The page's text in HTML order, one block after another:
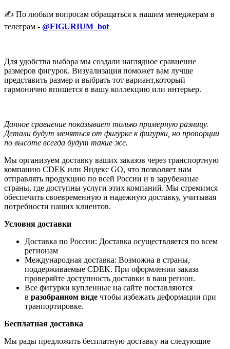
✍️ По любым вопросам обращаться к нашим менеджерам в
телеграм - @FIGURIUM_bot
Для удобства выбора мы создали наглядное сравнение
размеров фигурок. Визуализация поможет вам лучше
представить размер и выбрать тот вариант,который
гармонично впишется в вашу коллекцию или интерьер.
Данное сравнение показывает только примерную разницу.
Детали будут меняться от фигурке к фигурки, но пропорции
по высоте всегда будут такие же.
Мы организуем доставку ваших заказов через транспортную
компанию CDEK или Яндекс GO, что позволяет нам
отправлять продукцию по всей России и в зарубежные
страны, где доступны услуги этих компаний. Мы стремимся
обеспечить своевременную и надежную доставку, учитывая
потребности наших клиентов.
Условия доставки
Доставка по России: Доставка осуществляется по всем
регионам
Международная доставка: Возможна в страны,
поддерживаемые CDEK. При оформлении заказа
проверяйте доступность доставки в ваш регион.
Все фигурки купленные на сайте поставляются
в разобранном виде чтобы избежать деформации при
транпортировке.
Бесплатная доставка
Мы рады предложить бесплатную доставку на следующие